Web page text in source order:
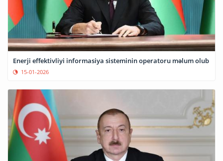
Enerji effektivliyi informasiya sisteminin operatoru məlum olub
15-01-2026